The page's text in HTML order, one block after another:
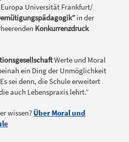
Universität Frankfurt/
in der
Konkurrenzdruck
Werte und Moral
ein Ding der Unmöglichkeit
sei denn, die Schule erweitert
auch Lebenspraxis lehrt.”
wissen? Über Moral und